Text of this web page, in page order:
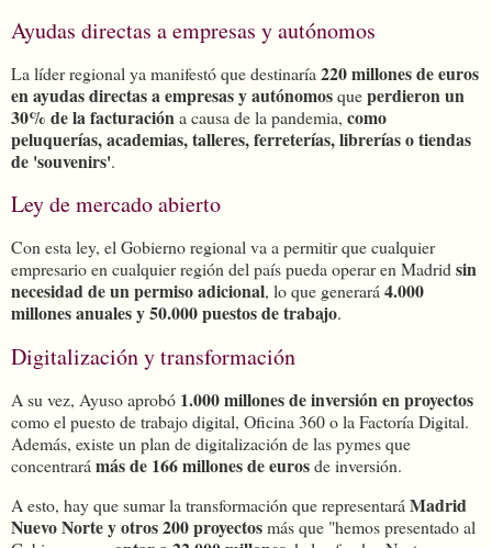
Ayudas directas a empresas y autónomos
La líder regional ya manifestó que destinaría 220 millones de euros
en ayudas directas a empresas y autónomosqueperdieron un
30% de la facturacióna causa de la pandemia, como
peluquerías, academias, talleres, ferreterías, librerías o tiendas
de 'souvenirs'.
Ley de mercado abierto
Con esta ley, el Gobierno regional va a permitir que cualquier
empresario en cualquier región del país pueda operar en Madridsin
necesidad de un permiso adicional, lo que generará4.000
millones anuales y 50.000 puestos de trabajo.
Digitalización y transformación
A su vez, Ayuso aprobó 1.000 millones de inversión en proyectos
como el puesto de trabajo digital, Oficina 360 o la Factoría Digital.
Además, existe un plan de digitalización de las pymes que
concentrará más de 166 millones de eurosde inversión.
A esto, hay que sumar la transformación que representará Madrid
Nuevo Norte y otros 200 proyectosmás que "hemos presentado al